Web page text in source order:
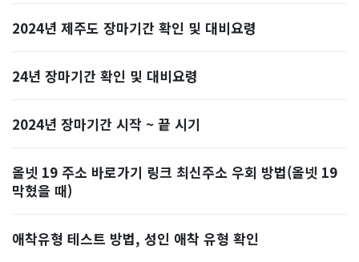
2024년 제주도 장마기간 확인 및 대비요령
24년 장마기간 확인 및 대비요령
2024년 장마기간 시작 ~ 끝 시기
올넷 19 주소 바로가기 링크 최신주소 우회 방법(올넷 19
막혔을 때)
애착유형 테스트 방법, 성인 애착 유형 확인